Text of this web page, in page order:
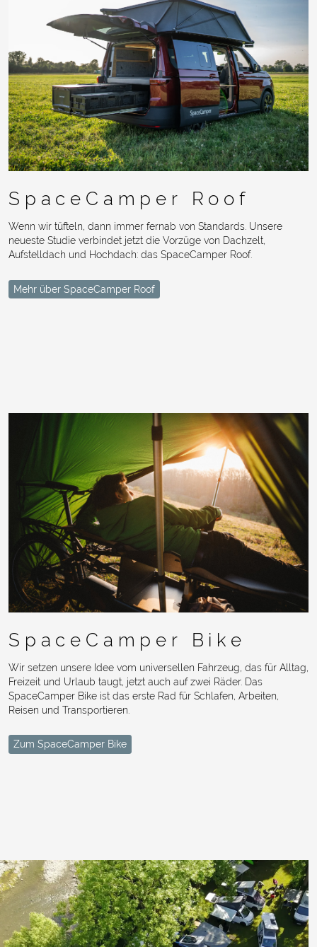
SpaceCamper Roof
Wenn wir tüfteln, dann immer fernab von Standards. Unsere
neueste Studie verbindet jetzt die Vorzüge von Dachzelt,
Aufstelldach und Hochdach: das SpaceCamper Roof.
Mehr über SpaceCamper Roof
SpaceCamper Bike
Wir setzen unsere Idee vom universellen Fahrzeug, das für Alltag,
Freizeit und Urlaub taugt, jetzt auch auf zwei Räder. Das
SpaceCamper Bike ist das erste Rad für Schlafen, Arbeiten,
Reisen und Transportieren.
Zum SpaceCamper Bike